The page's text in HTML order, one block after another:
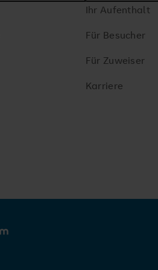
Ihr Aufenthalt
Für Besucher
Für Zuweiser
Karriere